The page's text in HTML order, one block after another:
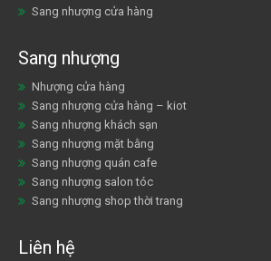
Sang nhượng cửa hàng
Sang nhượng
Nhượng cửa hàng
Sang nhượng cửa hàng – kiot
Sang nhượng khách sạn
Sang nhượng mặt bằng
Sang nhượng quán cafe
Sang nhượng salon tóc
Sang nhượng shop thời trang
Liên hệ